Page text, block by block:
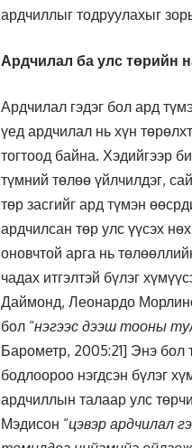
ардчиллыг тодруулахыг
Ардчилал ба улс төрийн
Ардчилал гэдэг бол ард
үед ардчилал нь хүн
тогтоод байна. Хэдийгээр
түмний төлөө үйлчилдэг,
төр засгийг ард түмэн
ардчилсан төр улс үүсэх
оновчтой арга нь
чадах итгэлтэй бүлэг
Даймонд, Леонардо
бол “нэгээс дээш тооны
Барометр, 2005:21] Энэ бол
бодлоороо нэгдсэн бүлэг
ардчиллын талаар улс
Мэдисон “цэвэр ардчилал